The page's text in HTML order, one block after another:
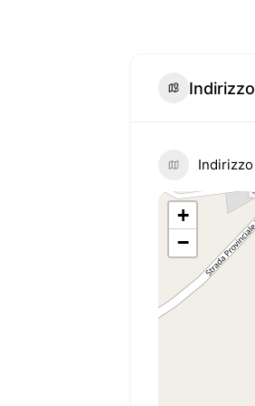
Indirizzo
Indirizzo
+
−